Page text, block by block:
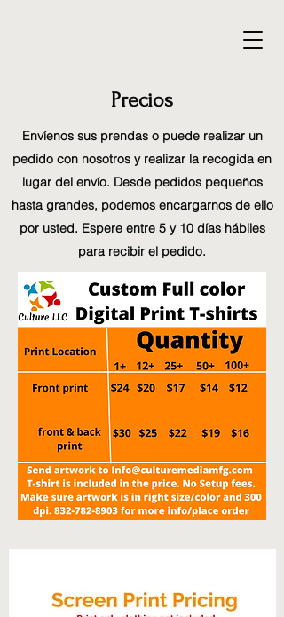
Precios
Envíenos sus prendas o puede realizar un
pedido con nosotros y realizar la recogida en
lugar del envío. Desde pedidos pequeños
hasta grandes, podemos encargarnos de ello
por usted. Espere entre 5 y 10 días hábiles
para recibir el pedido.